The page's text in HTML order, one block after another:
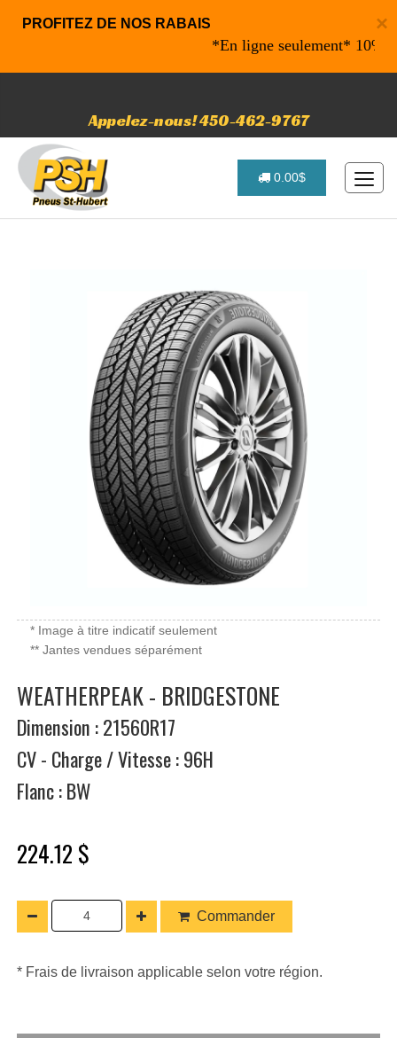
×
PROFITEZ DE NOS RABAIS
*En ligne seulement* 10% de
Appelez-nous! 450-462-9767
0.00$
* Image à titre indicatif seulement
** Jantes vendues séparément
WEATHERPEAK - BRIDGESTONE
Dimension : 21560R17
CV - Charge / Vitesse : 96H
Flanc : BW
224.12 $
Commander
* Frais de livraison applicable selon votre région.